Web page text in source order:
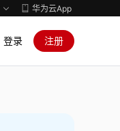
华为云App
登录 注册